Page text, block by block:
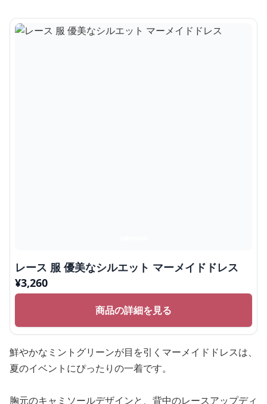
レース 服 優美なシルエット マーメイドドレス
¥3,260
商品の詳細を見る
鮮やかなミントグリーンが目を引くマーメイドドレスは、
夏のイベントにぴったりの一着です。
胸元のキャミソールデザインと、背中のレースアップディ